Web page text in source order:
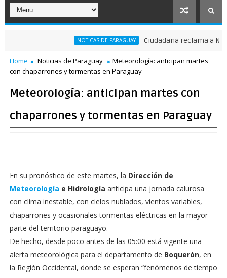
NOTICAS DE PARAGUAY Ciudadana reclama a
Home Noticias de Paraguay
Meteorología: anticipan martes
con chaparrones y tormentas en Paraguay
Meteorología: anticipan martes con
chaparrones y tormentas en Paraguay
En su pronóstico de este martes, la Dirección de
Meteorología e Hidrología anticipa una jornada calurosa
con clima inestable, con cielos nublados, vientos variables,
chaparrones y ocasionales tormentas eléctricas en la mayor
parte del territorio paraguayo.
De hecho, desde poco antes de las 05:00 está vigente una
alerta meteorológica para el departamento de Boquerón, en
la Región Occidental, donde se esperan “fenómenos de tiempo